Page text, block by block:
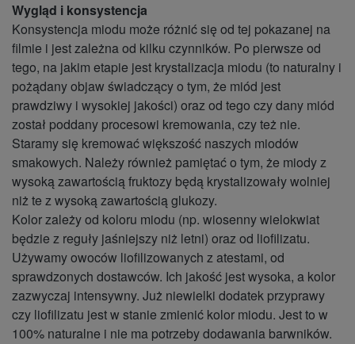
Wygląd i konsystencja
Konsystencja miodu może różnić się od tej pokazanej na
filmie i jest zależna od kilku czynników. Po pierwsze od
tego, na jakim etapie jest krystalizacja miodu (to naturalny i
pożądany objaw świadczący o tym, że miód jest
prawdziwy i wysokiej jakości) oraz od tego czy dany miód
został poddany procesowi kremowania, czy też nie.
Staramy się kremować większość naszych miodów
smakowych. Należy również pamiętać o tym, że miody z
wysoką zawartością fruktozy będą krystalizowały wolniej
niż te z wysoką zawartością glukozy.
Kolor zależy od koloru miodu (np. wiosenny wielokwiat
będzie z reguły jaśniejszy niż letni) oraz od liofilizatu.
Używamy owoców liofilizowanych z atestami, od
sprawdzonych dostawców. Ich jakość jest wysoka, a kolor
zazwyczaj intensywny. Już niewielki dodatek przyprawy
czy liofilizatu jest w stanie zmienić kolor miodu. Jest to w
100% naturalne i nie ma potrzeby dodawania barwników.